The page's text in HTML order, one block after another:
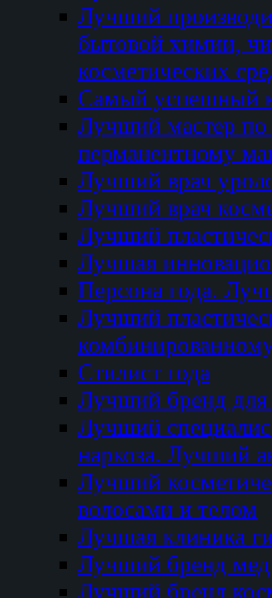
Лучший
бытовой химии,
косметических
Самый успешный
Лучший мастер по
перманентному
Лучший врач
Лучший врач
Лучший
Лучшая
Персона года.
Лучший
Стилист года
Лучший бренд
Лучший
наркоза. Лучший
Лучший
волосами и телом
Лучшая клиника
Лучший бренд
Лучший бренд